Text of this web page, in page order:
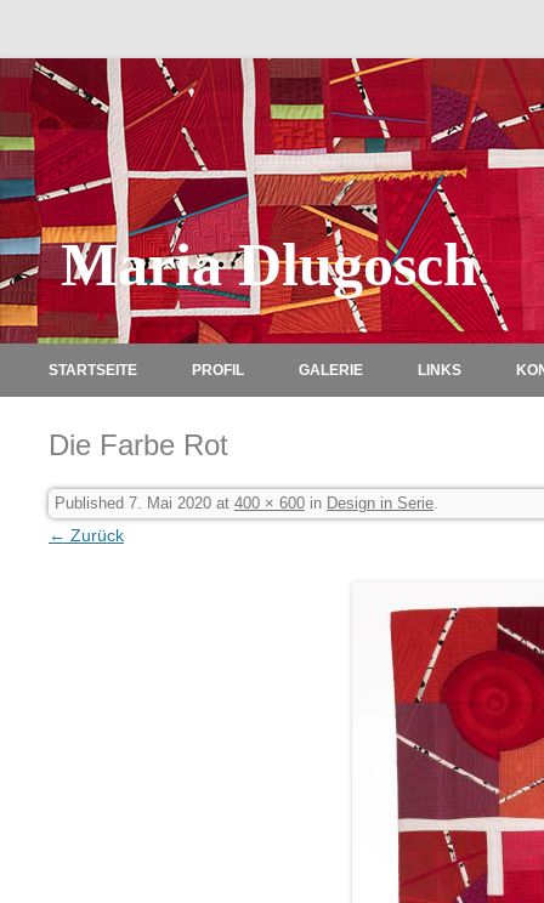
Maria Dlugosch
STARTSEITE PROFIL GALERIE LINKS
Die Farbe Rot
Published 7. Mai 2020 at 400 × 600 in Design in Serie.
← Zurück